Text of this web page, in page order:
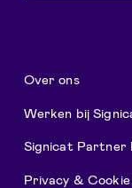
Over ons
Werken bij
Signicat Partner
Privacy &